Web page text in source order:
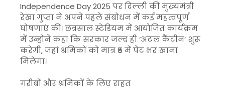
Independence Day 2025 पर दिल्ली की मुख्यमंत्री
रेखा गुप्ता ने अपने पहले संबोधन में कई महत्वपूर्ण
घोषणाएं कीं। छत्रसाल स्टेडियम में आयोजित कार्यक्रम
में उन्होंने कहा कि सरकार जल्द ही ‘अटल कैंटीन’ शुरू
करेगी, जहां श्रमिकों को मात्र ₹5 में पेट भर खाना
मिलेगा।
गरीबों और श्रमिकों के लिए राहत